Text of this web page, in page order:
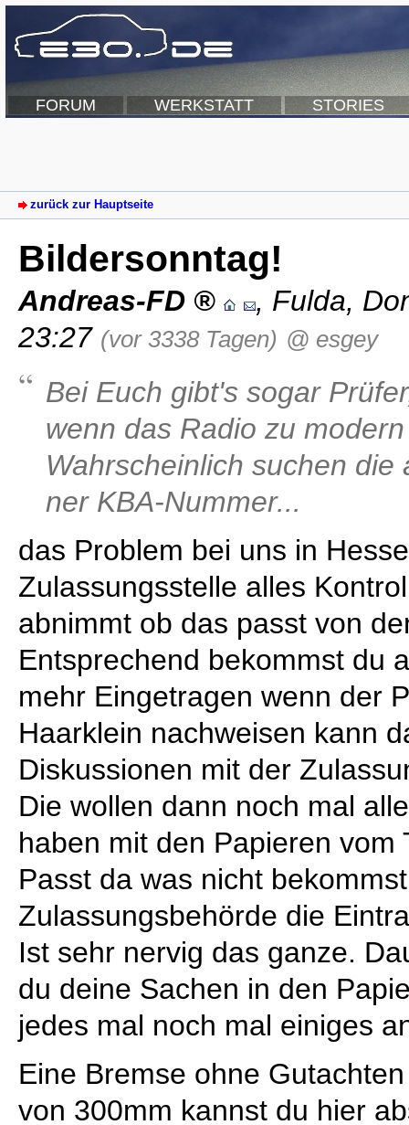
FORUM WERKSTATT STORIES
zurück zur Hauptseite
Bildersonntag!
Andreas-FD , Fulda,
23:27 (vor 3338 Tagen) @ esgey
Bei Euch gibt's sogar
wenn das Radio zu
Wahrscheinlich suchen
ner KBA-Nummer...
das Problem bei uns in
Zulassungsstelle alles
abnimmt ob das passt von
Entsprechend bekommst du
mehr Eingetragen wenn der
Haarklein nachweisen kann
Diskussionen mit der
Die wollen dann noch mal
haben mit den Papieren
Passt da was nicht
Zulassungsbehörde die
Ist sehr nervig das ganze.
du deine Sachen in den
jedes mal noch mal einiges
Eine Bremse ohne
von 300mm kannst du hier